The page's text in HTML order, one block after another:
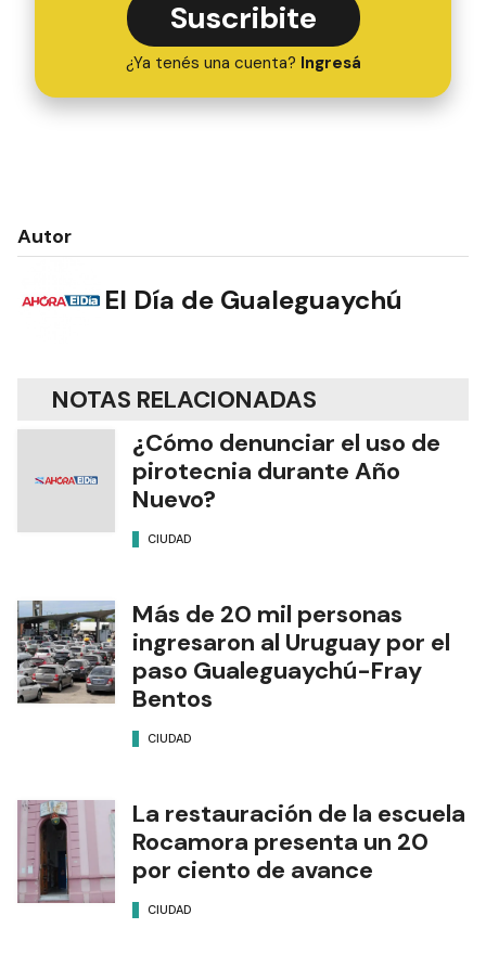
Suscribite
¿Ya tenés una cuenta? Ingresá
Autor
El Día de Gualeguaychú
NOTAS RELACIONADAS
¿Cómo denunciar el uso de
pirotecnia durante Año
Nuevo?
CIUDAD
Más de 20 mil personas
ingresaron al Uruguay por el
paso Gualeguaychú-Fray
Bentos
CIUDAD
La restauración de la escuela
Rocamora presenta un 20
por ciento de avance
CIUDAD